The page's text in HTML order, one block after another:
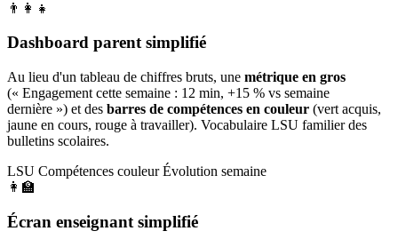
👨‍👩‍👧
Dashboard parent simplifié
Au lieu d'un tableau de chiffres bruts, une métrique en gros
(« Engagement cette semaine : 12 min, +15 % vs semaine
dernière ») et des barres de compétences en couleur (vert acquis,
jaune en cours, rouge à travailler). Vocabulaire LSU familier des
bulletins scolaires.
LSU Compétences couleur Évolution semaine
👩‍🏫
Écran enseignant simplifié